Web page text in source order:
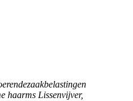
haarms Lissenvijver,